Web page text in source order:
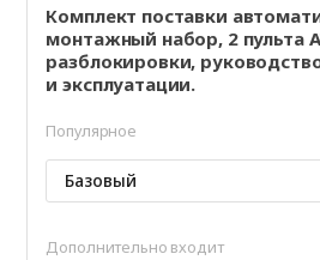
Комплект поставки
монтажный набор, 2 пульта
разблокировки,
и эксплуатации.
Популярное
Базовый
Дополнительно входит